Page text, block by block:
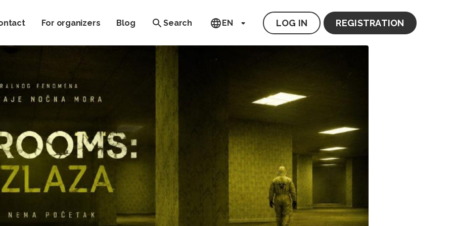
For organizers Blog Search EN LOG IN REGISTRATION